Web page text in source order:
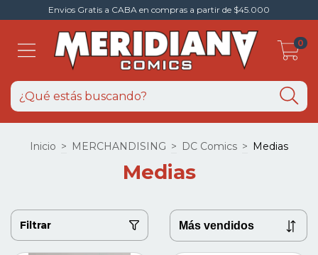
Envios Gratis a CABA en compras a partir de $45.000
0
Inicio > MERCHANDISING > DC Comics > Medias
Medias
Filtrar